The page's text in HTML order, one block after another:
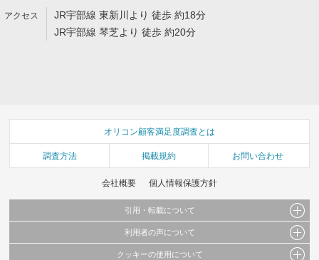
JR宇部線 東新川より 徒歩 約18分
JR宇部線 琴芝より 徒歩 約20分
オリコン顧客満足度調査とは
調査方法 掲載規約 お問い合わせ
会社概要 個人情報保護方針
引用・転載について
当サイトで公開されている情報（文字、写真、イラスト、画像データ等）及びこれらの配
利用者の声について
当サイトに掲載している内容はすべてサービスの利用者が提出された見解・感想です。
クッキーの使用について